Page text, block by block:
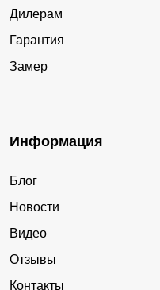
Дилерам
Гарантия
Замер
Информация
Блог
Новости
Видео
Отзывы
Контакты